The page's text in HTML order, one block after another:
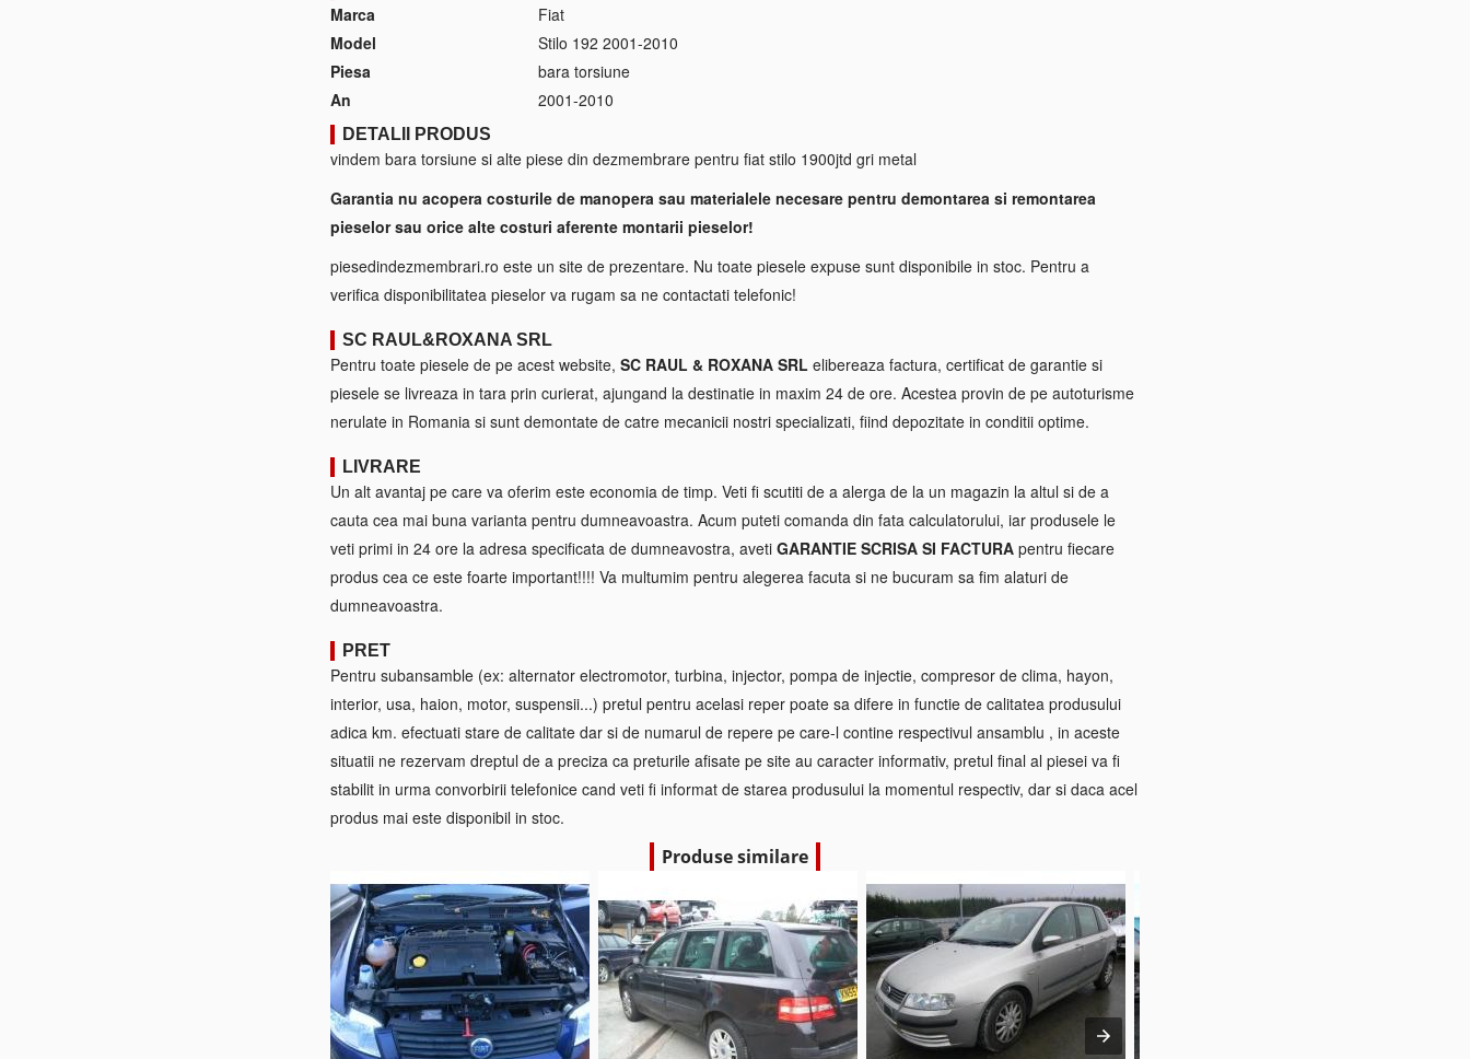
Marca
Fiat
Model
Stilo 192 2001-2010
Piesa
bara torsiune
An
2001-2010
DETALII PRODUS
vindem bara torsiune si alte piese din dezmembrare pentru fiat stilo 1900jtd gri metal
Garantia nu acopera costurile de manopera sau materialele necesare pentru demontarea si remontarea
pieselor sau orice alte costuri aferente montarii pieselor!
piesedindezmembrari.ro este un site de prezentare. Nu toate piesele expuse sunt disponibile in stoc. Pentru a
verifica disponibilitatea pieselor va rugam sa ne contactati telefonic!
SC RAUL&ROXANA SRL
Pentru toate piesele de pe acest website, SC RAUL & ROXANA SRL elibereaza factura, certificat de garantie si
piesele se livreaza in tara prin curierat, ajungand la destinatie in maxim 24 de ore. Acestea provin de pe autoturisme
nerulate in Romania si sunt demontate de catre mecanicii nostri specializati, fiind depozitate in conditii optime.
LIVRARE
Un alt avantaj pe care va oferim este economia de timp. Veti fi scutiti de a alerga de la un magazin la altul si de a
cauta cea mai buna varianta pentru dumneavoastra. Acum puteti comanda din fata calculatorului, iar produsele le
veti primi in 24 ore la adresa specificata de dumneavostra, aveti GARANTIE SCRISA SI FACTURA pentru fiecare
produs cea ce este foarte important!!!! Va multumim pentru alegerea facuta si ne bucuram sa fim alaturi de
dumneavoastra.
PRET
Pentru subansamble (ex: alternator electromotor, turbina, injector, pompa de injectie, compresor de clima, hayon,
interior, usa, haion, motor, suspensii...) pretul pentru acelasi reper poate sa difere in functie de calitatea produsului
adica km. efectuati stare de calitate dar si de numarul de repere pe care-l contine respectivul ansamblu , in aceste
situatii ne rezervam dreptul de a preciza ca preturile afisate pe site au caracter informativ, pretul final al piesei va fi
stabilit in urma convorbirii telefonice cand veti fi informat de starea produsului la momentul respectiv, dar si daca acel
produs mai este disponibil in stoc.
Produse similare